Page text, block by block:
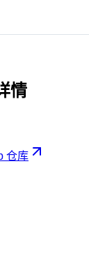
情
仓库